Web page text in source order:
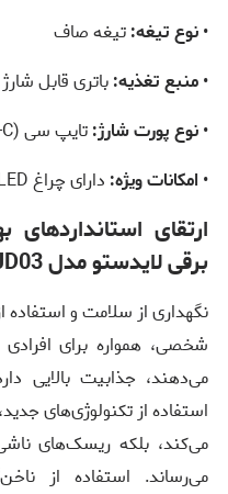
•نوع تیغه:تیغه صاف
•منبع تغذیه:باتری قابل شارژ
•نوع پورت شارژ:تایپ سی (Type-C)
• امکانات ویژه: دارای چراغ LED، دارای مخزن جمع‌آوری ریزه ناخن
ارتقای
برقی لایدستو مدل LQ-DDZJD03
نگهداری از سلامت و استفاده
شخصی، همواره برای
می‌دهند، جذابیت بالایی
استفاده از تکنولوژی‌های
می‌کند، بلکه ریسک‌های
می‌رساند. استفاده از